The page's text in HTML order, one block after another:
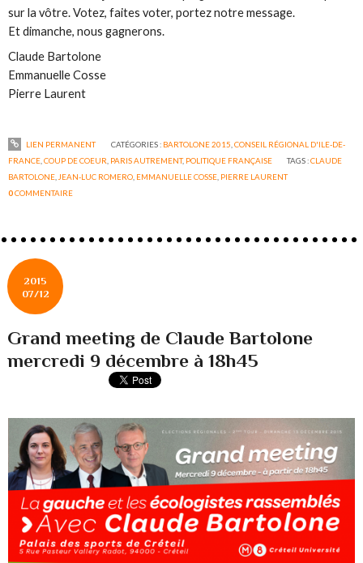
sur la vôtre. Votez, faites voter, portez notre message.
Et dimanche, nous gagnerons.
Claude Bartolone
Emmanuelle Cosse
Pierre Laurent
LIEN PERMANENT CATÉGORIES : BARTOLONE 2015 CONSEIL RÉGIONAL D'ILE-DE-
FRANCE ,COUP DE COEUR PARIS AUTREMENT, POLITIQUE FRANÇAISE TAGS :CLAUDE
BARTOLONE JEAN-LUC ROMERO EMMANUELLE COSSE PIERRE LAURENT
0COMMENTAIRE
2015
07/12
Grand meeting de Claude Bartolone
mercredi 9 décembre à 18h45